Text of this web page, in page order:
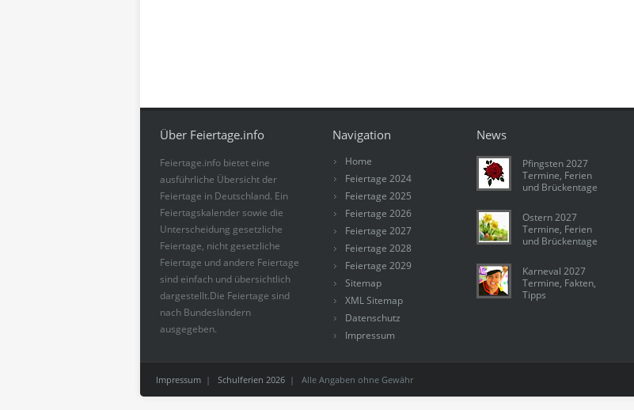
Über Feiertage.info
Feiertage.info bietet eine
ausführliche Übersicht der
Feiertage in Deutschland. Ein
Feiertagskalender sowie die
Unterscheidung gesetzliche
Feiertage, nicht gesetzliche
Feiertage und andere Feiertage
sind einfach und übersichtlich
dargestellt.Die Feiertage sind
nach Bundesländern
ausgegeben.
Navigation
Home
Feiertage 2024
Feiertage 2025
Feiertage 2026
Feiertage 2027
Feiertage 2028
Feiertage 2029
Sitemap
XML Sitemap
Datenschutz
Impressum
News
Pfingsten 2027
Termine, Ferien
und Brückentage
Ostern 2027
Termine, Ferien
und Brückentage
Karneval 2027
Termine, Fakten,
Tipps
Impressum | Schulferien 2026 | Alle Angaben ohne Gewähr